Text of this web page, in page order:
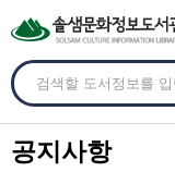
공지사항